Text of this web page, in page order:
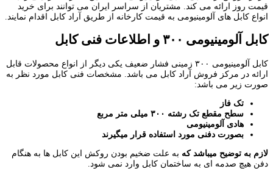
قیمت روز ارائه می کند. مشتریان از سراسر ایران می توانند برای خرید
انواع کابل های آلومینیومی به قیمت کارخانه از طریق آراد کابل اقدام نمایند.
کابل آلومینیومی ۳۰۰ و اطلاعات فنی کابل
کابل آلومینیومی ۳۰۰ زمینی فشار ضعیف یکی دیگر از انواع محصولات قابل
ارائه در مرکز فروش آراد کابل می باشد. مشخصات فنی کابل مورد نظر به
صورت زیر می باشد:
تک فاز
سطح مقطع تک رشته ۳۰۰ میلی متر مربع
هادی آلومینیومی
بصورت دفنی مورد استفاده قرار میگیرند
لازم به توضیح میباشد که به علت ضخیم بودن روکش این کابل ها به هنگام
دفن هیچ صدمه ای به ساختمان کابل وارد نمی شود.